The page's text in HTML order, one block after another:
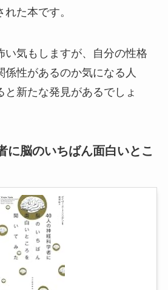
た本です。
い気もしますが、自分の性格
係性があるのか気になる人
と新たな発見があるでしょ
に脳のいちばん面白いとこ